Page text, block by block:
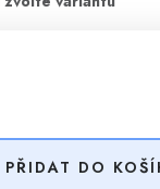
PŘIDAT DO